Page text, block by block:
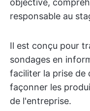
objective,
responsable au
Il est conçu pour
sondages en
faciliter la prise de
façonner les
de l'entreprise.